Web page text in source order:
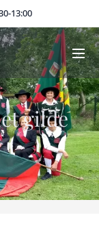
13:00
gilde